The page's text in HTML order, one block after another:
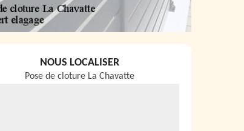
NOUS LOCALISER
Pose de cloture La Chavatte